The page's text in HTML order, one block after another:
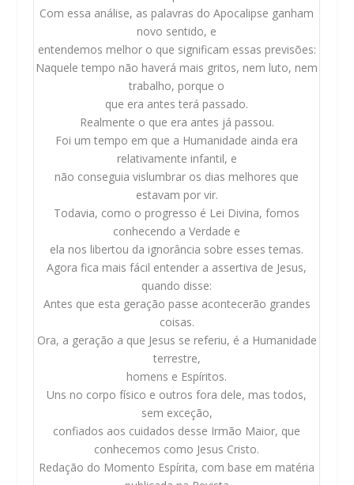
Com essa análise, as palavras do Apocalipse ganham
novo sentido, e
entendemos melhor o que significam essas previsões:
Naquele tempo não haverá mais gritos, nem luto, nem
trabalho, porque o
que era antes terá passado.
Realmente o que era antes já passou.
Foi um tempo em que a Humanidade ainda era
relativamente infantil, e
não conseguia vislumbrar os dias melhores que
estavam por vir.
Todavia, como o progresso é Lei Divina, fomos
conhecendo a Verdade e
ela nos libertou da ignorância sobre esses temas.
Agora fica mais fácil entender a assertiva de Jesus,
quando disse:
Antes que esta geração passe acontecerão grandes
coisas.
Ora, a geração a que Jesus se referiu, é a Humanidade
terrestre,
homens e Espíritos.
Uns no corpo físico e outros fora dele, mas todos,
sem exceção,
confiados aos cuidados desse Irmão Maior, que
conhecemos como Jesus Cristo.
Redação do Momento Espírita, com base em matéria